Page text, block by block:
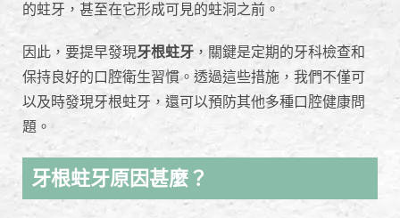
的蛀牙，甚至在它形成可見的蛀洞之前。
因此，要提早發現牙根蛀牙 ，關鍵是定期的牙科檢查和
保持良好的口腔衛生習慣。透過這些措施，我們不僅可
以及時發現牙根蛀牙，還可以預防其他多種口腔健康問
題。
牙根蛀牙原因甚麼？